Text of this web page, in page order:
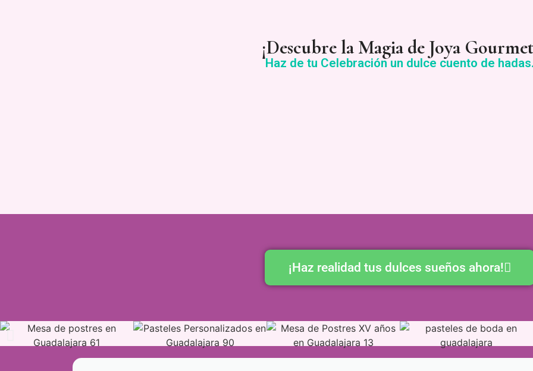
¡Descubre la Magia de Joya
Haz de tu Celebración un dulce cuento de
¡Haz realidad tus dulces sueños ahora!